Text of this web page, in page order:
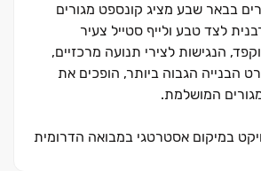
בבאר שבע מציג קונספט מגורים
לצד טבע ולייף סטייל צעיר
הנגישות לצירי תנועה מרכזיים,
הבנייה הגבוה ביותר, הופכים את
המושלמת.
במיקום אסטרטגי במבואה הדרומית